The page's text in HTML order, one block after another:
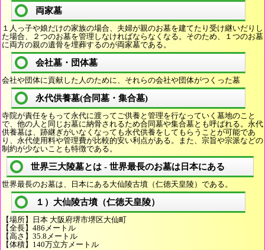
両家墓
１人っ子や娘だけの家族の場合、夫婦が親のお墓を建てたり受け継いだりし
た場合、２つのお墓を管理しなければならなくなる。そのため、１つのお墓
に両方の親の遺骨を埋葬するのが両家墓である。
会社墓・団体墓
会社や団体に貢献した人のために、それらの会社や団体がつくった墓
永代供養墓(合同墓・集合墓)
寺院が責任をもって永代に渡ってご供養と管理を行なっていく墓地のこと
で、他の人と同じお墓に納骨されるため合同墓や集合墓とも呼ばれる。永代
供養墓は、跡継ぎがいなくなっても永代供養をしてもらうことが可能であ
り、永代使用料や管理費が比較的安い利点がある。また、宗旨や宗派などの
制約が少ないことも特徴である。
世界三大陵墓とは - 世界最長のお墓は日本にある
世界最長のお墓は、日本にある大仙陵古墳（仁徳天皇陵）である。
１）大仙陵古墳（仁徳天皇陵）
【場所】日本 大阪府堺市堺区大仙町
【全長】486メートル
【高さ】35.8メートル
【体積】140万立方メートル